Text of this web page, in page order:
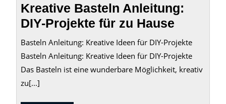
Kreative Basteln Anleitung:
DIY-Projekte für zu Hause
Basteln Anleitung: Kreative Ideen für DIY-Projekte
Basteln Anleitung: Kreative Ideen für DIY-Projekte
Das Basteln ist eine wunderbare Möglichkeit, kreativ
zu[...]